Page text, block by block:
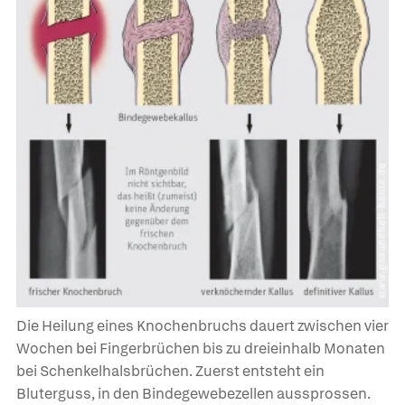
Die Heilung eines Knochenbruchs dauert zwischen vier
Wochen bei Fingerbrüchen bis zu dreieinhalb Monaten
bei Schenkelhalsbrüchen. Zuerst entsteht ein
Bluterguss, in den Bindegewebezellen aussprossen.